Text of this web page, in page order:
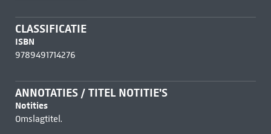
CLASSIFICATIE
ISBN
9789491714276
ANNOTATIES / TITEL NOTITIE'S
Notities
Omslagtitel.